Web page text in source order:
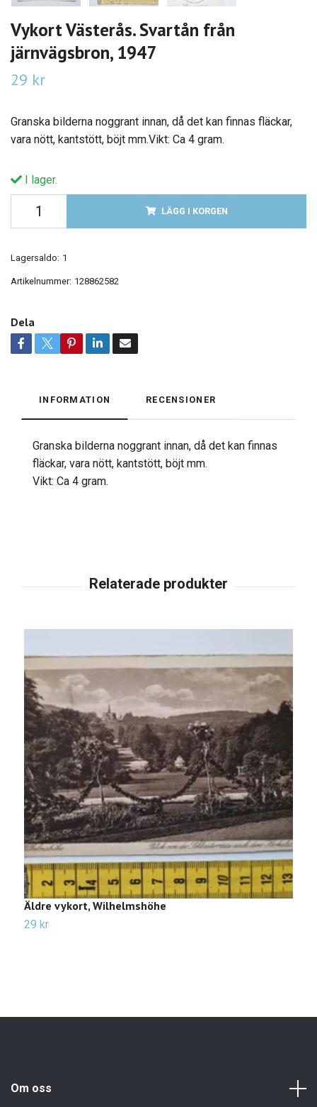
Vykort Västerås. Svartån från
järnvägsbron, 1947
29 kr
Granska bilderna noggrant innan, då det kan finnas fläckar,
vara nött, kantstött, böjt mm.Vikt: Ca 4 gram.
I lager.
LÄGG I KORGEN
Lagersaldo: 1
Artikelnummer: 128862582
Dela
INFORMATION RECENSIONER
Granska bilderna noggrant innan, då det kan finnas
fläckar, vara nött, kantstött, böjt mm.
Vikt: Ca 4 gram.
Äldre vykort, Wilhelmshöhe
29 kr
Om oss